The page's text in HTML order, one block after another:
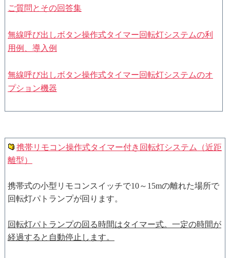
ご質問とその回答集
無線呼び出しボタン操作式タイマー回転灯システムの利
用例、導入例
無線呼び出しボタン操作式タイマー回転灯システムのオ
プション機器
携帯リモコン操作式タイマー付き回転灯システム（近距
離型）
携帯式の小型リモコンスイッチで10～15mの離れた場所で
回転灯パトランプが回ります。
回転灯パトランプの回る時間はタイマー式。一定の時間が
経過すると自動停止します。